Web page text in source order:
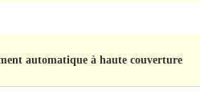
automatique à haute couverture